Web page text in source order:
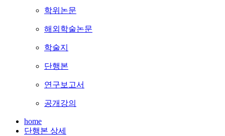
학위논문
해외학술논문
학술지
단행본
연구보고서
공개강의
home
단행본 상세